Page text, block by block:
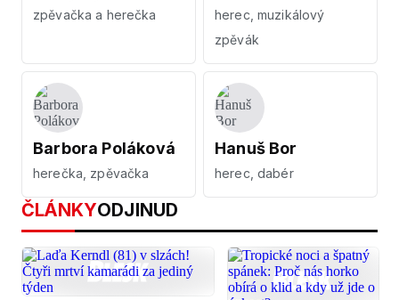
zpěvačka a herečka
herec, muzikálový
zpěvák
Barbora Poláková
herečka, zpěvačka
Hanuš Bor
herec, dabér
ČLÁNKYODJINUD